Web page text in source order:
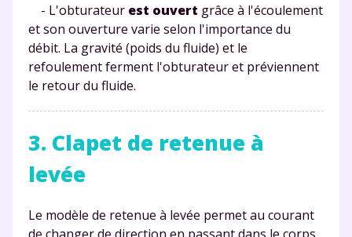
- L'obturateur est ouvert grâce à l'écoulement
et son ouverture varie selon l'importance du
débit. La gravité (poids du fluide) et le
refoulement ferment l'obturateur et préviennent
le retour du fluide.
3. Clapet de retenue à
levée
Le modèle de retenue à levée permet au courant